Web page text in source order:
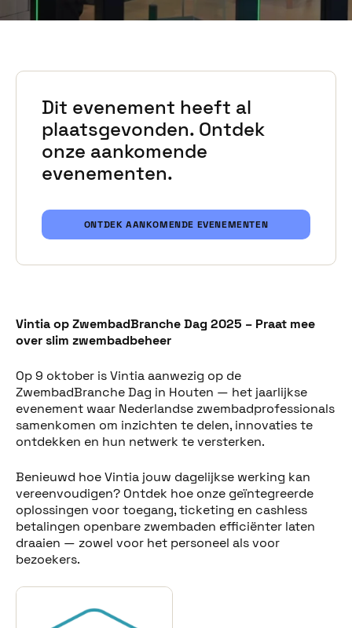
Dit evenement heeft al
plaatsgevonden. Ontdek
onze aankomende
evenementen.
ONTDEK AANKOMENDE EVENEMENTEN
Vintia op ZwembadBranche Dag 2025 – Praat mee
over slim zwembadbeheer
Op 9 oktober is Vintia aanwezig op de
ZwembadBranche Dag in Houten — het jaarlijkse
evenement waar Nederlandse zwembadprofessionals
samenkomen om inzichten te delen, innovaties te
ontdekken en hun netwerk te versterken.
Benieuwd hoe Vintia jouw dagelijkse werking kan
vereenvoudigen? Ontdek hoe onze geïntegreerde
oplossingen voor toegang, ticketing en cashless
betalingen openbare zwembaden efficiënter laten
draaien — zowel voor het personeel als voor
bezoekers.
Deel dit bericht